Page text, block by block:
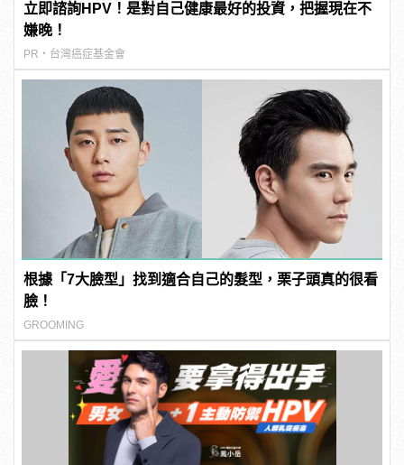
立即諮詢HPV！是對自己健康最好的投資，把握現在不
嫌晚！
PR・台灣癌症基金會
根據「7大臉型」找到適合自己的髮型，栗子頭真的很看
臉！
GROOMING